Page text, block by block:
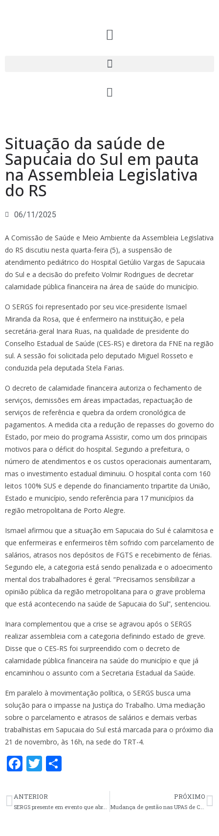
Situação da saúde de
Sapucaia do Sul em pauta
na Assembleia Legislativa
do RS
06/11/2025
A Comissão de Saúde e Meio Ambiente da Assembleia Legislativa
do RS discutiu nesta quarta-feira (5), a suspensão de
atendimento pediátrico do Hospital Getúlio Vargas de Sapucaia
do Sul e a decisão do prefeito Volmir Rodrigues de decretar
calamidade pública financeira na área de saúde do município.
O SERGS foi representado por seu vice-presidente Ismael
Miranda da Rosa, que é enfermeiro na instituição, e pela
secretária-geral Inara Ruas, na qualidade de presidente do
Conselho Estadual de Saúde (CES-RS) e diretora da FNE na região
sul. A sessão foi solicitada pelo deputado Miguel Rosseto e
conduzida pela deputada Stela Farias.
O decreto de calamidade financeira autoriza o fechamento de
serviços, demissões em áreas impactadas, repactuação de
serviços de referência e quebra da ordem cronológica de
pagamentos. A medida cita a redução de repasses do governo do
Estado, por meio do programa Assistir, como um dos principais
motivos para o déficit do hospital. Segundo a prefeitura, o
número de atendimentos e os custos operacionais aumentaram,
mas o investimento estadual diminuiu. O hospital conta com 160
leitos 100% SUS e depende do financiamento tripartite da União,
Estado e município, sendo referência para 17 municípios da
região metropolitana de Porto Alegre.
Ismael afirmou que a situação em Sapucaia do Sul é calamitosa e
que enfermeiras e enfermeiros têm sofrido com parcelamento de
salários, atrasos nos depósitos de FGTS e recebimento de férias.
Segundo ele, a categoria está sendo penalizada e o adoecimento
mental dos trabalhadores é geral. “Precisamos sensibilizar a
opinião pública da região metropolitana para o grave problema
que está acontecendo na saúde de Sapucaia do Sul”, sentenciou.
Inara complementou que a crise se agravou após o SERGS
realizar assembleia com a categoria definindo estado de greve.
Disse que o CES-RS foi surpreendido com o decreto de
calamidade pública financeira na saúde do município e que já
encaminhou o assunto com a Secretaria Estadual da Saúde.
Em paralelo à movimentação política, o SERGS busca uma
solução para o impasse na Justiça do Trabalho. Uma mediação
sobre o parcelamento e atrasos de salários e demais verbas
trabalhistas em Sapucaia do Sul está marcada para o próximo dia
21 de novembro, às 16h, na sede do TRT-4.
F
e
b
T
itt
er e
ANTERIOR
SERGS presente em evento que abre o mês da Consciência Negra
PRÓXIMO
Mudança de gestão nas UPAS de Canoas é alvo de mediação no TRT-4